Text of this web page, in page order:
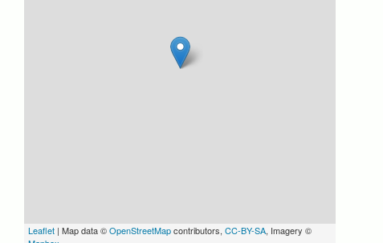
Leaflet | Map data ©OpenStreetMapcontributors, CC-BY-SA, Imagery ©